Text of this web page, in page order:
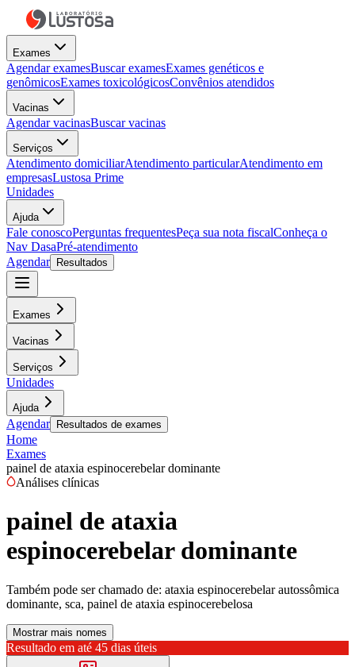
Exames
Agendar examesBuscar examesExames genéticos e
genômicosExames toxicológicosConvênios atendidos
Vacinas
Agendar vacinasBuscar vacinas
Serviços
Atendimento domiciliarAtendimento particularAtendimento em
empresasLustosa Prime
Unidades
Ajuda
Fale conoscoPerguntas frequentesPeça sua nota fiscalConheça o
Nav DasaPré-atendimento
Agendar
Resultados
Exames
Vacinas
Serviços
Unidades
Ajuda
Agendar Resultados de exames
Home
Exames
painel de ataxia espinocerebelar dominante
Análises clínicas
painel de ataxia
espinocerebelar dominante
Também pode ser chamado de: ataxia espinocerebelar autossômica
dominante, sca, painel de ataxia espinocerebelosa
Mostrar mais nomes
Resultado em até 45 dias úteis